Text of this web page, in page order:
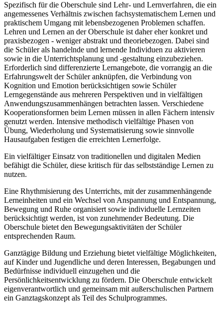
Spezifisch für die Oberschule sind Lehr- und Lernverfahren, die ein
angemessenes Verhältnis zwischen fachsystematischem Lernen und
praktischem Umgang mit lebensbezogenen Problemen schaffen.
Lehren und Lernen an der Oberschule ist daher eher konkret und
praxisbezogen - weniger abstrakt und theoriebezogen. Dabei sind
die Schüler als handelnde und lernende Individuen zu aktivieren
sowie in die Unterrichtsplanung und -gestaltung einzubeziehen.
Erforderlich sind differenzierte Lernangebote, die vorrangig an die
Erfahrungswelt der Schüler anknüpfen, die Verbindung von
Kognition und Emotion berücksichtigen sowie Schüler
Lerngegenstände aus mehreren Perspektiven und in vielfältigen
Anwendungszusammenhängen betrachten lassen. Verschiedene
Kooperationsformen beim Lernen müssen in allen Fächern intensiv
genutzt werden. Intensive methodisch vielfältige Phasen von
Übung, Wiederholung und Systematisierung sowie sinnvolle
Hausaufgaben festigen die erreichten Lernerfolge.
Ein vielfältiger Einsatz von traditionellen und digitalen Medien
befähigt die Schüler, diese kritisch für das selbstständige Lernen zu
nutzen.
Eine Rhythmisierung des Unterrichts, mit der zusammenhängende
Lerneinheiten und ein Wechsel von Anspannung und Entspannung,
Bewegung und Ruhe organisiert sowie individuelle Lernzeiten
berücksichtigt werden, ist von zunehmender Bedeutung. Die
Oberschule bietet den Bewegungsaktivitäten der Schüler
entsprechenden Raum.
Ganztägige Bildung und Erziehung bietet vielfältige Möglichkeiten,
auf Kinder und Jugendliche und deren Interessen, Begabungen und
Bedürfnisse individuell einzugehen und die
Persönlichkeitsentwicklung zu fördern. Die Oberschule entwickelt
eigenverantwortlich und gemeinsam mit außerschulischen Partnern
ein Ganztagskonzept als Teil des Schulprogrammes.